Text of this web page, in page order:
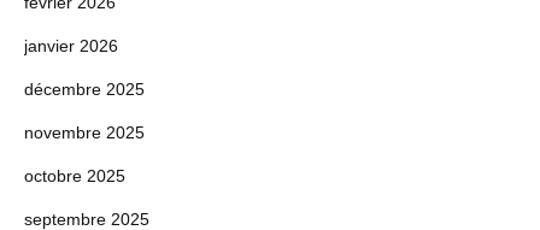
janvier 2026
décembre 2025
novembre 2025
octobre 2025
septembre 2025